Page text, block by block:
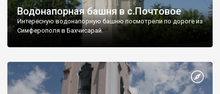
Водонапорная башня в с.Почтовое
Интересную водонапорную башню посмотрели по дороге из
Симферополя в Бахчисарай.